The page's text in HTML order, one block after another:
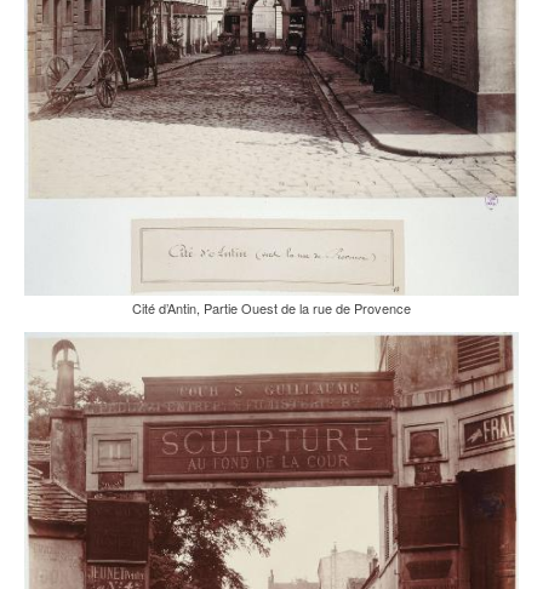
Cité d’Antin, Partie Ouest de la rue de Provence